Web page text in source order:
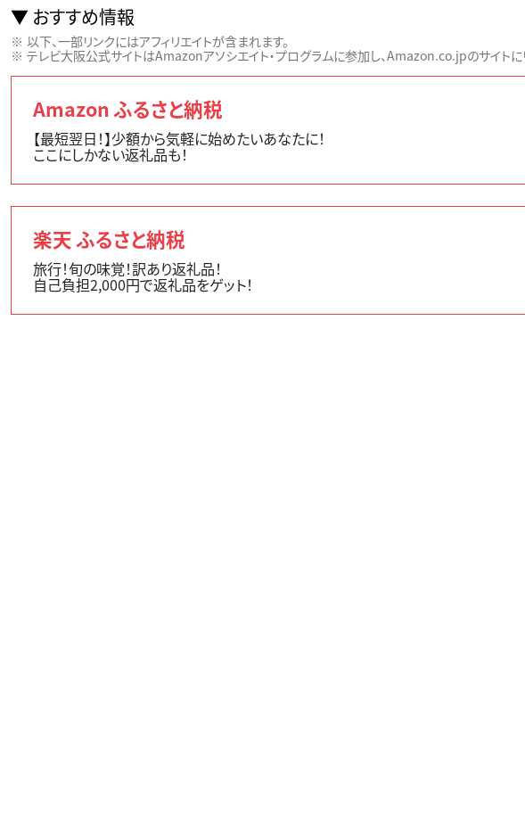
おすすめ情報
以下、一部リンクにはアフィリエイトが含まれます。
テレビ大阪公式サイトはAmazonアソシエイト・プログラムに参加し、Amazon.co.jpのサイトに
Amazon ふるさと納税
【最短翌日！】少額から気軽に始めたいあなたに！
ここにしかない返礼品も！
楽天 ふるさと納税
旅行！旬の味覚！訳あり返礼品！
自己負担2,000円で返礼品をゲット！